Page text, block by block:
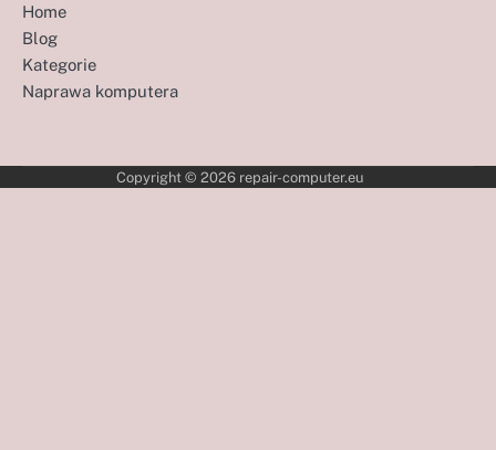
Home
Blog
Kategorie
Naprawa komputera
Copyright © 2026 repair-computer.eu